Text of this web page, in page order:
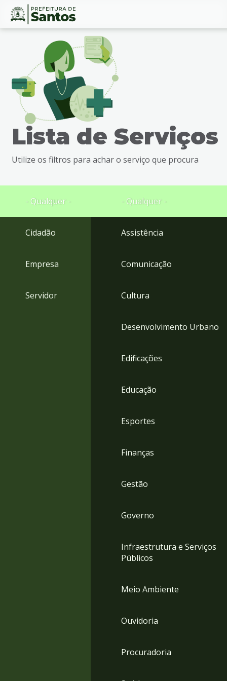
Ir
busca
Ir
rodapé
Conteúdo
Lista de Serviços
Utilize os filtros para achar o serviço que procura
- Qualquer -
Cidadão
Empresa
Servidor
- Qualquer -
Assistência
Comunicação
Cultura
Desenvolvimento Urbano
Edificações
Educação
Esportes
Finanças
Gestão
Governo
Infraestrutura e Serviços
Públicos
Meio Ambiente
Ouvidoria
Procuradoria